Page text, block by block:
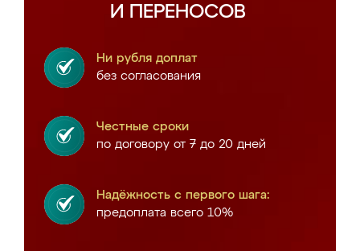
И ПЕРЕНОСОВ
Ни рубля доплат
без согласования
Честные сроки
по договору от 7 до 20 дней
Надёжность с первого шага:
предоплата всего 10%